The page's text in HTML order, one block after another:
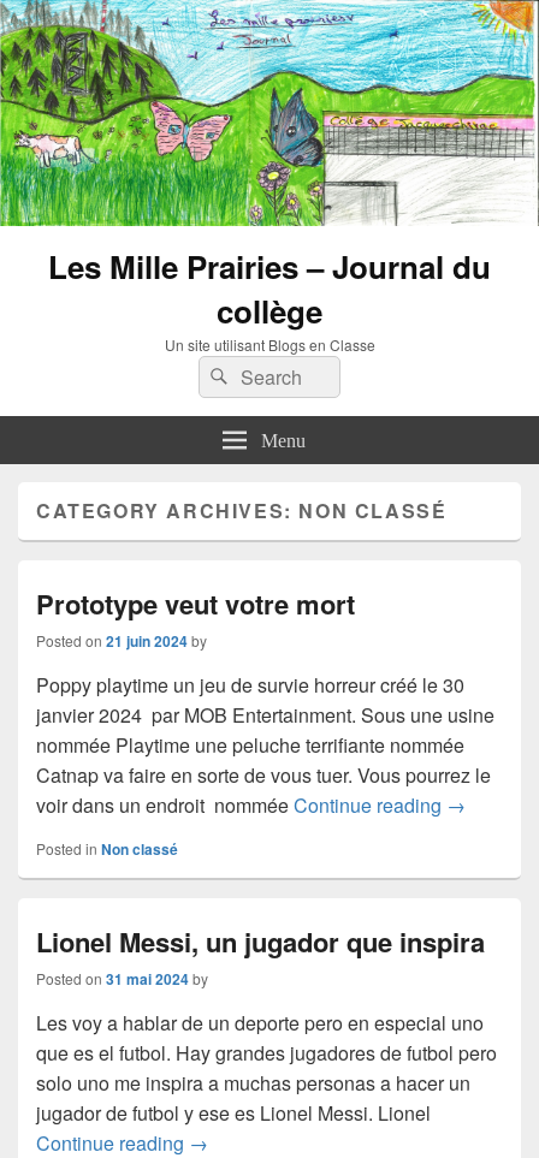
Les Mille Prairies – Journal du
collège
Un site utilisant Blogs en Classe
Search
for:
Search
Menu
CATEGORY ARCHIVES: NON CLASSÉ
Prototype veut votre mort
Posted on 21 juin 2024by
Poppy playtime un jeu de survie horreur créé le 30
janvier 2024 par MOB Entertainment. Sous une usine
nommée Playtime une peluche terrifiante nommée
Catnap va faire en sorte de vous tuer. Vous pourrez le
voir dans un endroit nomméeContinue reading Prototype
→
Posted in Non classé
Lionel Messi, un jugador que inspira
Posted on 31 mai 2024by
Les voy a hablar de un deporte pero en especial uno
que es el futbol. Hay grandes jugadores de futbol pero
solo uno me inspira a muchas personas a hacer un
jugador de futbol y ese es Lionel Messi. Lionel
Continue reading Lionel Messi, un jugador que inspira
→